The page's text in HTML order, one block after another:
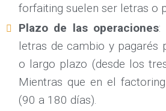
forfaiting suelen ser letras o
Plazo de las operaciones:
letras de cambio y pagarés
o largo plazo (desde los
Mientras que en el
(90 a 180 días).